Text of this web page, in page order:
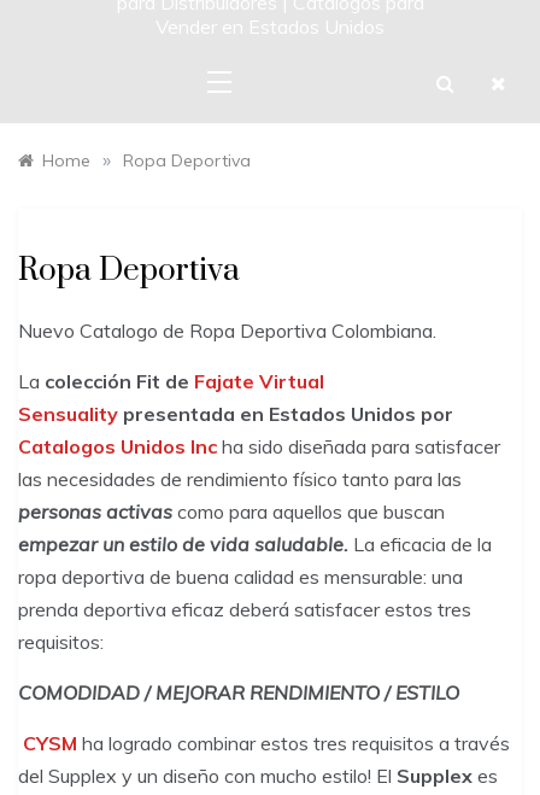
Vender en Estados Unidos
Home » Ropa Deportiva
Ropa Deportiva
Nuevo Catalogo de Ropa Deportiva Colombiana.
La colección Fit de Fajate Virtual
Sensuality presentada en Estados Unidos por
Catalogos Unidos Inc ha sido diseñada para satisfacer
las necesidades de rendimiento físico tanto para las
personas activas como para aquellos que buscan
empezar un estilo de vida saludable. La eficacia de la
ropa deportiva de buena calidad es mensurable: una
prenda deportiva eficaz deberá satisfacer estos tres
requisitos:
COMODIDAD / MEJORAR RENDIMIENTO / ESTILO
CYSM ha logrado combinar estos tres requisitos a través
del Supplex y un diseño con mucho estilo! El Supplex es